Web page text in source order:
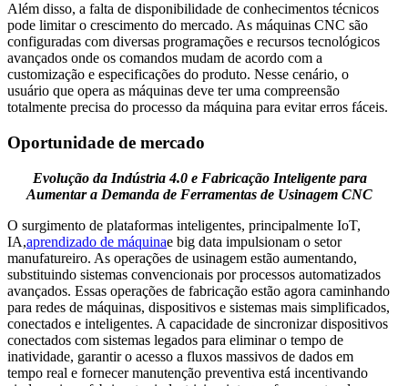
Além disso, a falta de disponibilidade de conhecimentos técnicos
pode limitar o crescimento do mercado. As máquinas CNC são
configuradas com diversas programações e recursos tecnológicos
avançados onde os comandos mudam de acordo com a
customização e especificações do produto. Nesse cenário, o
usuário que opera as máquinas deve ter uma compreensão
totalmente precisa do processo da máquina para evitar erros fáceis.
Oportunidade de mercado
Evolução da Indústria 4.0 e Fabricação Inteligente para
Aumentar a Demanda de Ferramentas de Usinagem CNC
O surgimento de plataformas inteligentes, principalmente IoT,
IA,aprendizado de máquinae big data impulsionam o setor
manufatureiro. As operações de usinagem estão aumentando,
substituindo sistemas convencionais por processos automatizados
avançados. Essas operações de fabricação estão agora caminhando
para redes de máquinas, dispositivos e sistemas mais simplificados,
conectados e inteligentes. A capacidade de sincronizar dispositivos
conectados com sistemas legados para eliminar o tempo de
inatividade, garantir o acesso a fluxos massivos de dados em
tempo real e fornecer manutenção preventiva está incentivando